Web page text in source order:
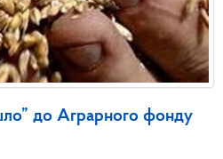
до Аграрного фонду